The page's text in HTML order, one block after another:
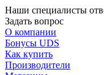
Наши специалисты
Задать вопрос
О компании
Бонусы UDS
Как купить
Производители